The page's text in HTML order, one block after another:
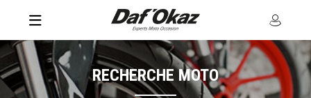
RECHERCHE MOTO